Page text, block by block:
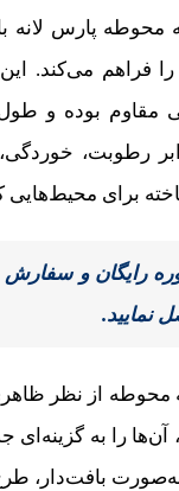
محوطه پارس لانه
را فراهم می‌کند.
مقاوم بوده و طول
رطوبت،
برای محیط‌هایی
رایگان و
نمایید.
محوطه از نظر
آن‌ها را به
بافت‌دار،